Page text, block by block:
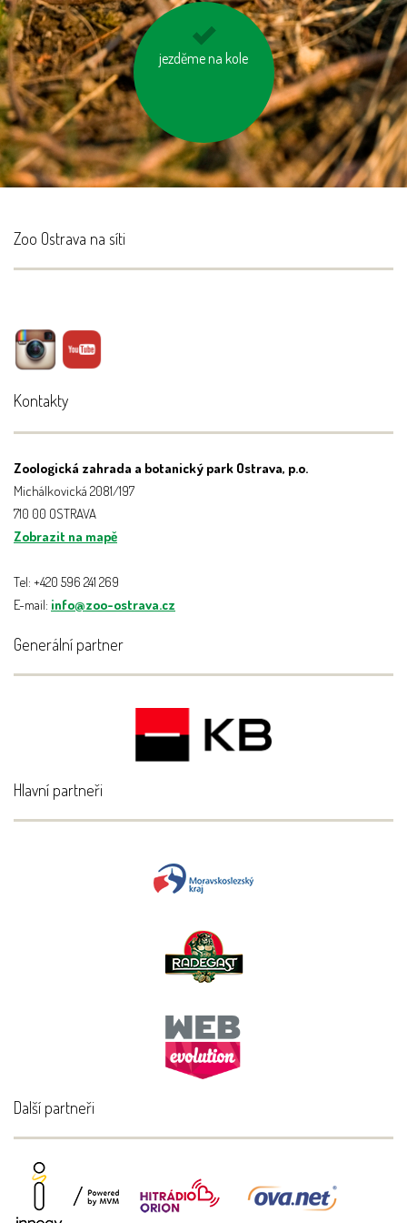
jezděme na kole
kupujeme dřevěný
Zoo Ostrava na síti
Kontakty
Zoologická zahrada a botanický park Ostrava, p.o.
Michálkovická 2081/197
710 00 OSTRAVA
Zobrazit na mapě
Tel: +420 596 241 269
E-mail: info@zoo-ostrava.cz
Generální partner
Hlavní partneři
Další partneři